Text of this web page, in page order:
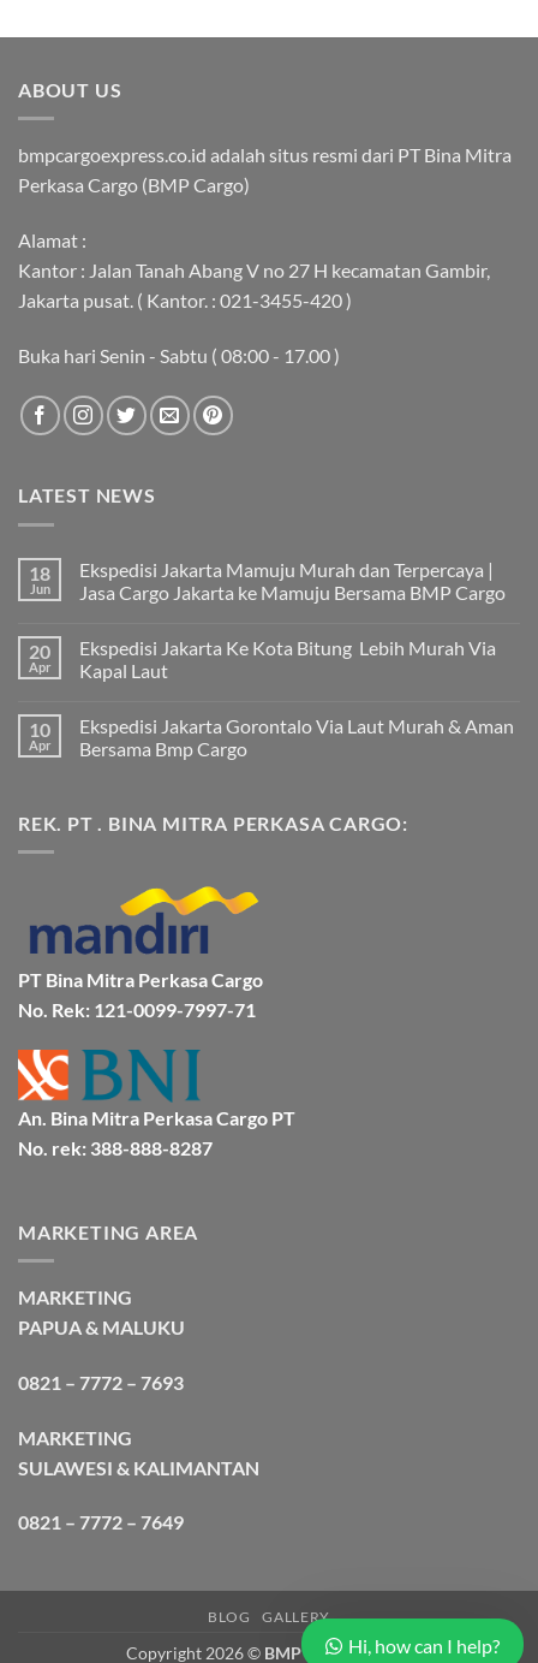
ABOUT US
bmpcargoexpress.co.id adalah situs resmi dari PT Bina Mitra
Perkasa Cargo (BMP Cargo)
Alamat :
Kantor : Jalan Tanah Abang V no 27 H kecamatan Gambir,
Jakarta pusat. ( Kantor. : 021-3455-420 )
Buka hari Senin - Sabtu ( 08:00 - 17.00 )
LATEST NEWS
18
Jun
Ekspedisi Jakarta Mamuju Murah dan Terpercaya |
Jasa Cargo Jakarta ke Mamuju Bersama BMP Cargo
komentar
pada
Ekspedisi
Murah
dan
Terpercaya
Jakarta
ke
20
Apr
Ekspedisi Jakarta Ke Kota Bitung Lebih Murah Via
Kapal Laut
komentar
pada
Ekspedisi
Bitung
Lebih
10
Apr
Ekspedisi Jakarta Gorontalo Via Laut Murah & Aman
Bersama Bmp Cargo
pada
Ekspedisi
&
Aman
Bersama
Bmp
Cargo
REK. PT . BINA MITRA PERKASA CARGO:
PT Bina Mitra Perkasa Cargo
No. Rek: 121-0099-7997-71
An. Bina Mitra Perkasa Cargo PT
No. rek: 388-888-8287
MARKETING AREA
MARKETING
PAPUA & MALUKU
0821 – 7772 – 7693
MARKETING
SULAWESI & KALIMANTAN
0821 – 7772 – 7649
BLOG GALLERY
Copyright 2026 © BMP Cargo ExpressHi, how can I help?